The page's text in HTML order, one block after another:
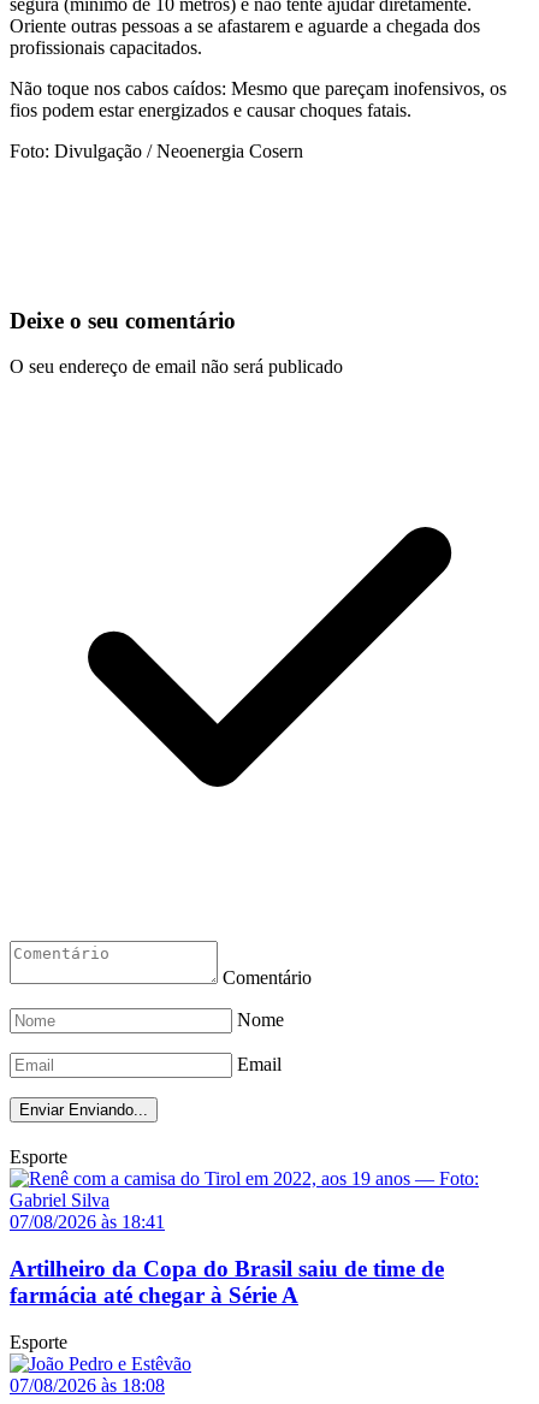
Oriente outras pessoas a se afastarem e aguarde a chegada dos
profissionais capacitados.
Não toque nos cabos caídos: Mesmo que pareçam inofensivos, os
fios podem estar energizados e causar choques fatais.
Foto: Divulgação / Neoenergia Cosern
Deixe o seu comentário
O seu endereço de email não será publicado
Comentário
Nome
Email
Enviar Enviando...
Esporte
07/08/2026 às 18:41
Artilheiro da Copa do Brasil saiu de time de
farmácia até chegar à Série A
Esporte
07/08/2026 às 18:08